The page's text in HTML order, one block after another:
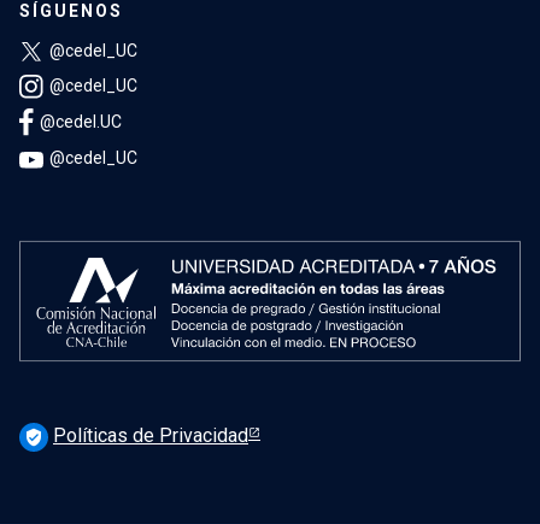
SÍGUENOS
@cedel_UC
@cedel_UC
@cedel.UC
@cedel_UC
verified_user Políticas de Privacidad